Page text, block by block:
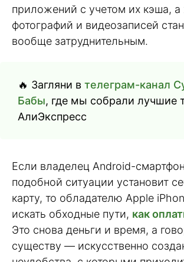
приложений с учетом их кэша, а
фотографий и видеозаписей
вообще затруднительным.
🔥 Загляни в телеграм-канал
Бабы, где мы собрали лучшие
АлиЭкспресс
Если владелец Android-
подобной ситуации установит
карту, то обладателю Apple
искать обходные пути, как
Это снова деньги и время, а
существу — искусственно